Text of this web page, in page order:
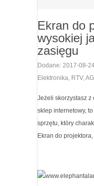
Ekran do
wysokiej
zasięgu
Dodane: 2017-08-
Elektronika, RTV,
Jeżeli skorzystasz z
sklep internetowy,
sprzętu, który
Ekran do projektora,